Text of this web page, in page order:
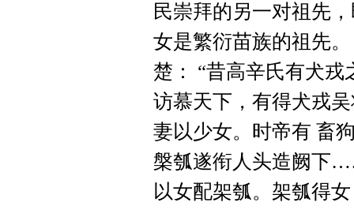
民崇拜的另一对祖先
女是繁衍苗族的祖先
楚： “昔高辛氏有犬
访慕天下，有得犬戎
妻以少女。时帝有 畜
槃瓠遂衔人头造阙下
以女配架瓠。架瓠得